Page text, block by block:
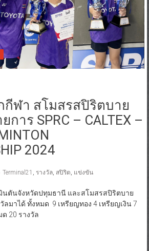
กีฬา สโมสรสปิริตบาย
าร SPRC – CALTEX –
2024
Terminal21 รางวัล, สปิริต แข่งขัน
ตันจังหวัดปทุมธานี และสโมสรสปิริตบาย
มาได้ ทั้งหมด 9 เหรียญทอง 4 เหรียญเงิน 7
20 รางวัล